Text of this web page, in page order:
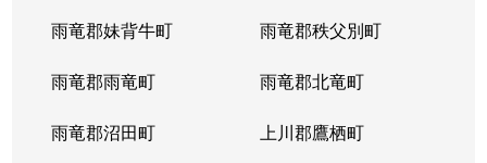
雨竜郡妹背牛町 雨竜郡秩父別町
雨竜郡雨竜町 雨竜郡北竜町
雨竜郡沼田町 上川郡鷹栖町